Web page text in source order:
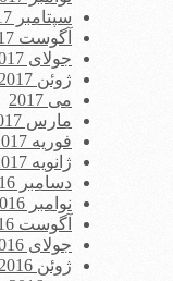
سپتامبر 2017
آگوست 2017
جولای 2017
ژوئن 2017
می 2017
مارس 2017
فوریه 2017
ژانویه 2017
دسامبر 2016
نوامبر 2016
آگوست 2016
جولای 2016
ژوئن 2016